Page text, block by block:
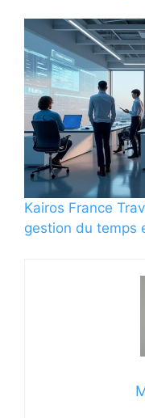
Kairos France
gestion du temps